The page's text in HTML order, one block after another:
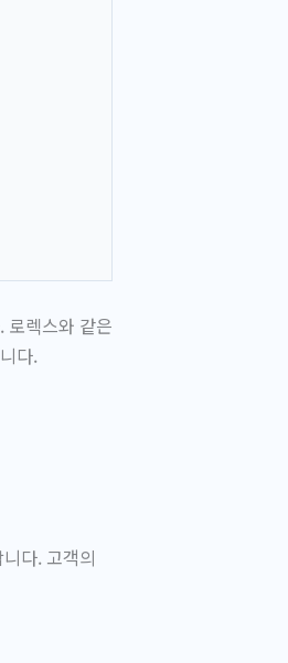
로렉스와 같은
다.
다. 고객의